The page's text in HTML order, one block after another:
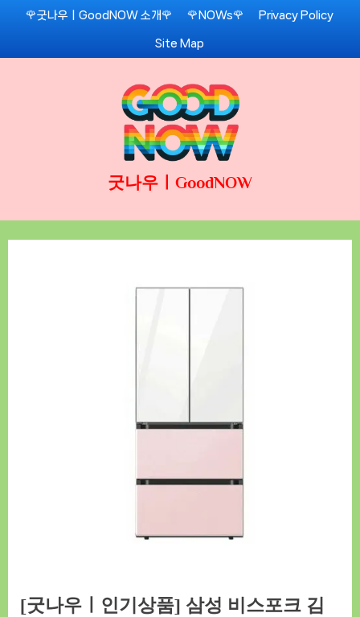
Skip
content
🌹굿나우ㅣGoodNOW 소개🌹 🌹NOWs🌹 Privacy Policy
Site Map
굿나우ㅣGoodNOW
[굿나우ㅣ인기상품] 삼성 비스포크 김